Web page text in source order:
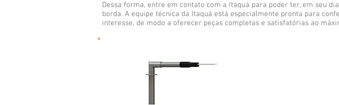
Dessa forma, entre em contato com a Itaquá para poder ter, em seu
borda. A equipe técnica da Itaquá está especialmente pronta para
interesse, de modo a oferecer peças completas e satisfatórias ao